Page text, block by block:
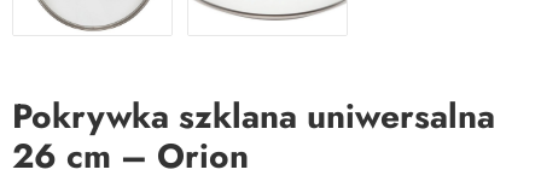
Pokrywka szklana uniwersalna
26 cm – Orion